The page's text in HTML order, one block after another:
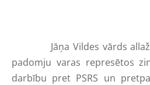
Jāņa Vildes vārds allaž
padomju varas represētos
darbību pret PSRS un